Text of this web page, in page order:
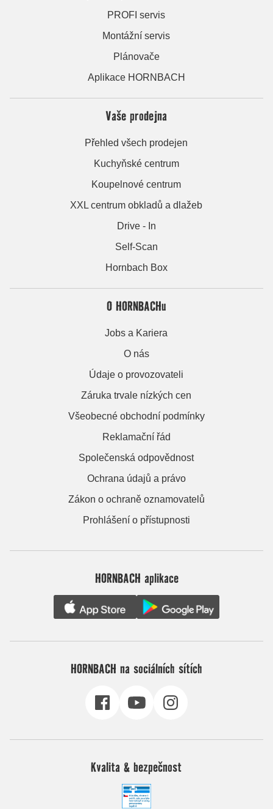
PROFI servis
Montážní servis
Plánovače
Aplikace HORNBACH
Vaše prodejna
Přehled všech prodejen
Kuchyňské centrum
Koupelnové centrum
XXL centrum obkladů a dlažeb
Drive - In
Self-Scan
Hornbach Box
O HORNBACHu
Jobs a Kariera
O nás
Údaje o provozovateli
Záruka trvale nízkých cen
Všeobecné obchodní podmínky
Reklamační řád
Společenská odpovědnost
Ochrana údajů a právo
Zákon o ochraně oznamovatelů
Prohlášení o přístupnosti
HORNBACH aplikace
HORNBACH na sociálních sítích
Kvalita & bezpečnost